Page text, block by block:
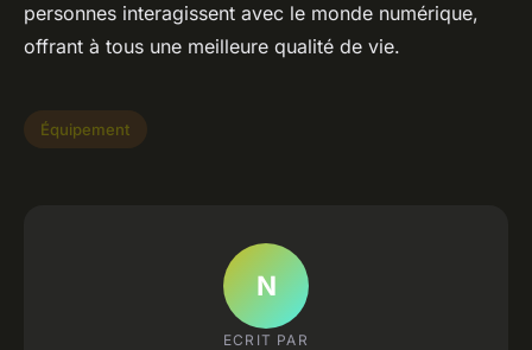
personnes interagissent avec le monde numérique,
offrant à tous une meilleure qualité de vie.
Équipement
N
ECRIT PAR